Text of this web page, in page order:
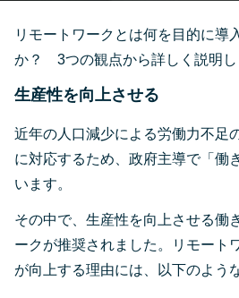
リモートワークとは何を目的に導
か？ 3つの観点から詳しく説明し
生産性を向上させる
近年の人口減少による労働力不足
に対応するため、政府主導で「働
います。
その中で、生産性を向上させる働
ークが推奨されました。リモート
が向上する理由には、以下のよう